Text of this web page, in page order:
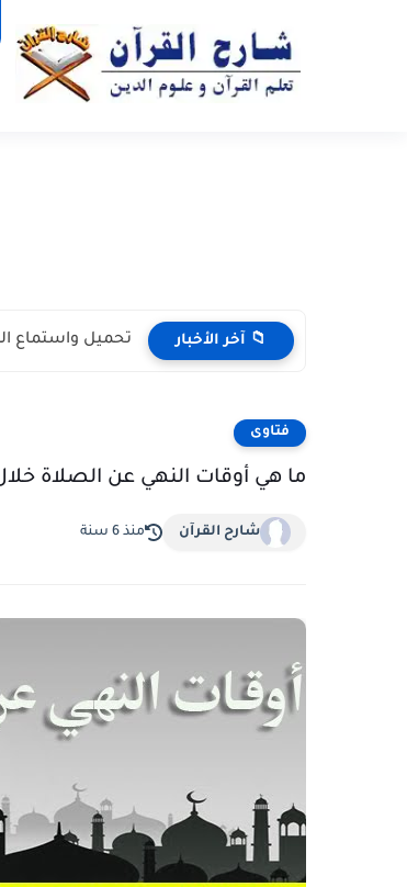
📁 آخر الأخبار تحميل
فتاوى
ما هي أوقات النهي عن الصلاة
شارح القرآن منذ 6 سنة